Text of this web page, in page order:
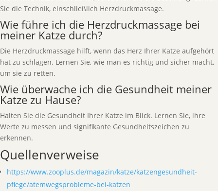
Sie die Technik, einschließlich Herzdruckmassage.
Wie führe ich die Herzdruckmassage bei
meiner Katze durch?
Die Herzdruckmassage hilft, wenn das Herz Ihrer Katze aufgehört
hat zu schlagen. Lernen Sie, wie man es richtig und sicher macht,
um sie zu retten.
Wie überwache ich die Gesundheit meiner
Katze zu Hause?
Halten Sie die Gesundheit Ihrer Katze im Blick. Lernen Sie, ihre
Werte zu messen und signifikante Gesundheitszeichen zu
erkennen.
Quellenverweise
https://www.zooplus.de/magazin/katze/katzengesundheit-
pflege/atemwegsprobleme-bei-katzen